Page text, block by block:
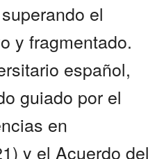
el
y fragmentado.
español,
guiado por el
en
y el Acuerdo del